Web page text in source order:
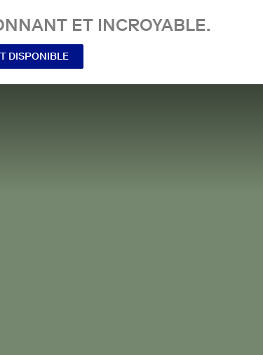
ET INCROYABLE.
DISPONIBLE